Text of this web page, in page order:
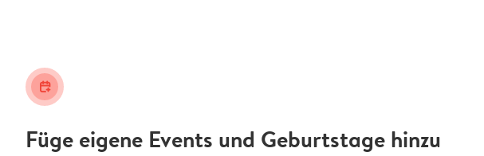
calendar_plus
Füge eigene Events und Geburtstage hinzu